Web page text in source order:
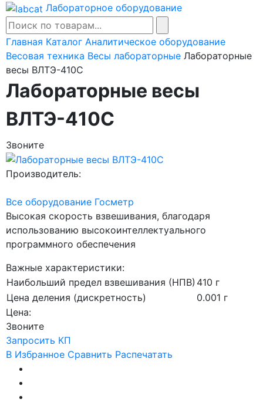
Лабораторное оборудование
Главная Каталог Аналитическое оборудование
Весовая техника Весы лабораторные Лабораторные
весы ВЛТЭ-410С
Лабораторные весы
ВЛТЭ-410С
Звоните
Производитель:
Все оборудование Госметр
Высокая скорость взвешивания, благодаря
использованию высокоинтеллектуального
программного обеспечения
Важные характеристики:
Наибольший предел взвешивания (НПВ) 410 г
Цена деления (дискретность)
0.001 г
Цена:
Звоните
Запросить КП
В Избранное Сравнить Распечатать